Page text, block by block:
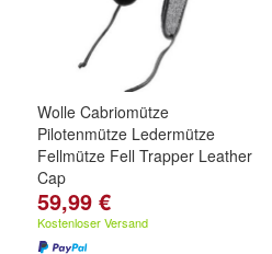
Wolle Cabriomütze
Pilotenmütze Ledermütze
Fellmütze Fell Trapper Leather
Cap
59,99 €
Kostenloser Versand